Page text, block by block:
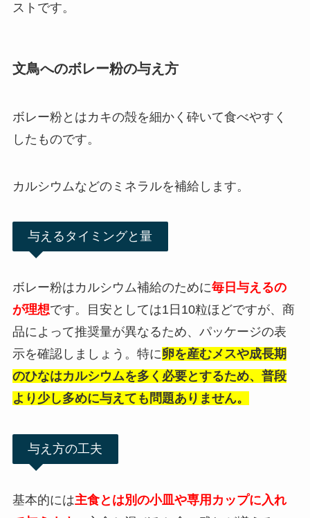
ストです。
文鳥へのボレー粉の与え方
ボレー粉とはカキの殻を細かく砕いて食べやすく
したものです。
カルシウムなどのミネラルを補給します。
与えるタイミングと量
ボレー粉はカルシウム補給のために毎日与えるの
が理想です。目安としては1日10粒ほどですが、商
品によって推奨量が異なるため、パッケージの表
示を確認しましょう。特に卵を産むメスや成長期
のひなはカルシウムを多く必要とするため、普段
より少し多めに与えても問題ありません。
与え方の工夫
基本的には主食とは別の小皿や専用カップに入れ